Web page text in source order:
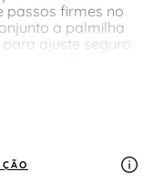
passos firmes no
a palmilha
ajuste seguro
com